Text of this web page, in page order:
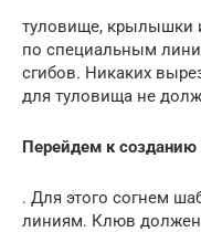
туловище, крылышки
по специальным
сгибов. Никаких
для туловища не
Перейдем к
. Для этого согнем
линиям. Клюв должен